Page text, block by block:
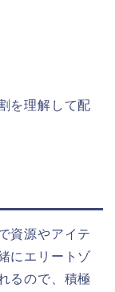
を理解して配
資源やアイテ
にエリートゾ
るので、積極